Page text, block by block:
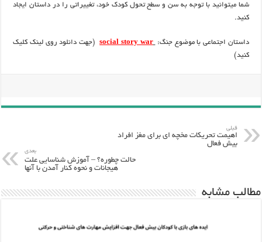
شما میتوانید با توجه به سن و سطح تحول کودک خود، تغییراتی را در داستان ایجاد
کنید.
داستان اجتماعی با موضوع جنگ: social story war(جهت دانلود روی لینک کلیک
کنید)
قبلی
اهیمت تحریکات مخچه ای برای مغز افراد
بیش فعال
بعدی
حالت چطوره؟ – آموزش شناسایی علت
هیجانات و نحوه کنار آمدن با آنها
مطالب مشابه